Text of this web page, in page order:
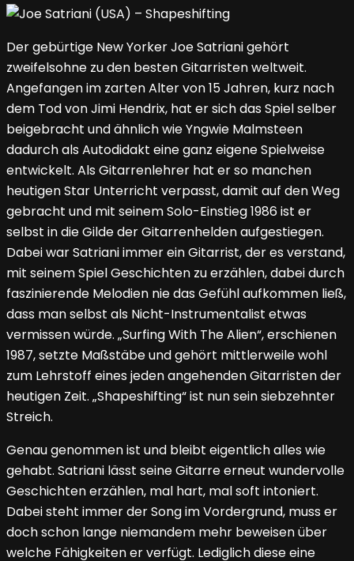
Der gebürtige New Yorker Joe Satriani gehört
zweifelsohne zu den besten Gitarristen weltweit.
Angefangen im zarten Alter von 15 Jahren, kurz nach
dem Tod von Jimi Hendrix, hat er sich das Spiel selber
beigebracht und ähnlich wie Yngwie Malmsteen
dadurch als Autodidakt eine ganz eigene Spielweise
entwickelt. Als Gitarrenlehrer hat er so manchen
heutigen Star Unterricht verpasst, damit auf den Weg
gebracht und mit seinem Solo-Einstieg 1986 ist er
selbst in die Gilde der Gitarrenhelden aufgestiegen.
Dabei war Satriani immer ein Gitarrist, der es verstand,
mit seinem Spiel Geschichten zu erzählen, dabei durch
faszinierende Melodien nie das Gefühl aufkommen ließ,
dass man selbst als Nicht-Instrumentalist etwas
vermissen würde. „Surfing With The Alien“, erschienen
1987, setzte Maßstäbe und gehört mittlerweile wohl
zum Lehrstoff eines jeden angehenden Gitarristen der
heutigen Zeit. „Shapeshifting“ ist nun sein siebzehnter
Streich.
Genau genommen ist und bleibt eigentlich alles wie
gehabt. Satriani lässt seine Gitarre erneut wundervolle
Geschichten erzählen, mal hart, mal soft intoniert.
Dabei steht immer der Song im Vordergrund, muss er
doch schon lange niemandem mehr beweisen über
welche Fähigkeiten er verfügt. Lediglich diese eine